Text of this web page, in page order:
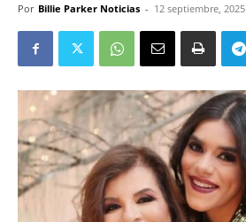
Por Billie Parker Noticias - 12 septiembre, 2025